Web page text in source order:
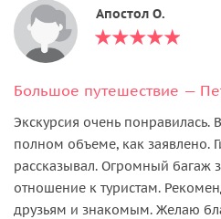
Апостол О.
Экскурсия очень
полном объеме, как заявлено.
рассказывал. Огромный багаж
отношение к туристам.
друзьям и знакомым. Желаю